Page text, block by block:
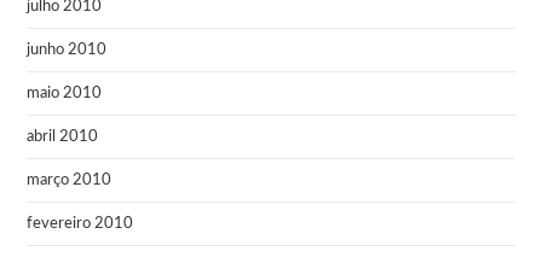
julho 2010
junho 2010
maio 2010
abril 2010
março 2010
fevereiro 2010